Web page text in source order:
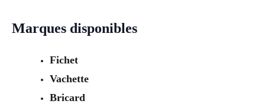
Marques disponibles
Fichet
Vachette
Bricard